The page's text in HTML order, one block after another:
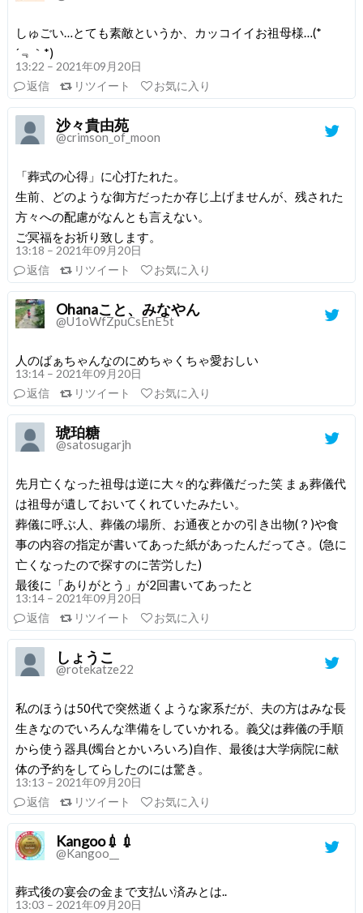
しゅごい…とても素敵というか、カッコイイお祖母様…(*
´﹃｀*)
13:22 – 2021年09月20日
返信
リツイート お気に入り
沙々貴由苑
@crimson_of_moon
「葬式の心得」に心打たれた。
生前、どのような御方だったか存じ上げませんが、残された
方々への配慮がなんとも言えない。
ご冥福をお祈り致します。
13:18 – 2021年09月20日
返信
リツイート お気に入り
Ohanaこと、みなやん
@U1oWfZpuCsEnE5t
人のばぁちゃんなのにめちゃくちゃ愛おしい
13:14 – 2021年09月20日
返信
リツイート お気に入り
琥珀糖
@satosugarjh
先月亡くなった祖母は逆に大々的な葬儀だった笑 まぁ葬儀代
は祖母が遺しておいてくれていたみたい。
葬儀に呼ぶ人、葬儀の場所、お通夜とかの引き出物(？)や食
事の内容の指定が書いてあった紙があったんだってさ。(急に
亡くなったので探すのに苦労した)
最後に「ありがとう」が2回書いてあったと
13:14 – 2021年09月20日
返信
リツイート お気に入り
しょうこ
@rotekatze22
私のほうは50代で突然逝くような家系だが、夫の方はみな長
生きなのでいろんな準備をしていかれる。義父は葬儀の手順
から使う器具(燭台とかいろいろ)自作、最後は大学病院に献
体の予約をしてらしたのには驚き。
13:13 – 2021年09月20日
返信
リツイート お気に入り
Kangoo💉💉
@Kangoo__
葬式後の宴会の金まで支払い済みとは..
13:03 – 2021年09月20日